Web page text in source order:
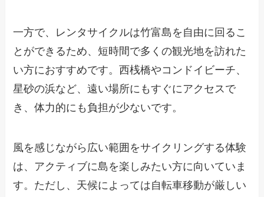
一方で、レンタサイクルは竹富島を自由に回るこ
とができるため、短時間で多くの観光地を訪れた
い方におすすめです。西桟橋やコンドイビーチ、
星砂の浜など、遠い場所にもすぐにアクセスで
き、体力的にも負担が少ないです。
風を感じながら広い範囲をサイクリングする体験
は、アクティブに島を楽しみたい方に向いていま
す。ただし、天候によっては自転車移動が厳しい